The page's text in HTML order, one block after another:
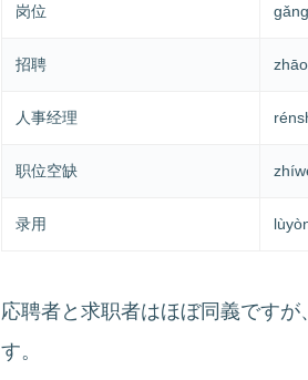
岗位
招聘
人事经理
职位空缺
录用
応聘者と求职者はほぼ同義です
す。